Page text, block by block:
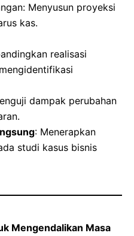
Menyusun proyeksi
kas.
realisasi
dampak perubahan
: Menerapkan
studi kasus bisnis
Mengendalikan Masa